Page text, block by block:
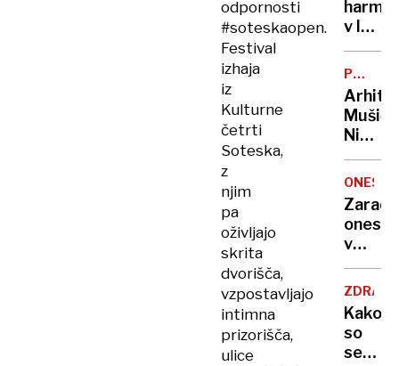
odpornosti
#soteskaopen.
Festival
izhaja
iz
Kulturne
četrti
Soteska,
z
njim
pa
oživljajo
skrita
dvorišča,
vzpostavljajo
intimna
prizorišča,
ulice
zadavil
ženo
v lov
na
nov
rekord
CENTER
Mušič:
Nikoli
nisem
da je
to v
moji
sploh
Zaradi
v
delu
voda
Kako
so
se